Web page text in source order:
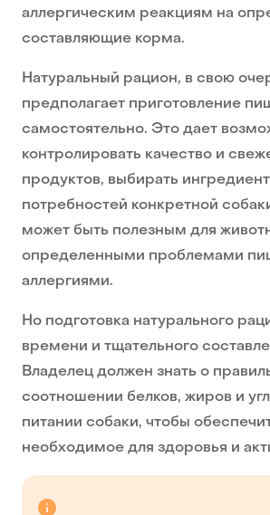
аллергическим реакциям на
составляющие корма.
Натуральный рацион, в свою
предполагает приготовление
самостоятельно. Это дает
контролировать качество и
продуктов, выбирать
потребностей конкретной
может быть полезным для
определенными проблемами
аллергиями.
Но подготовка натурального
времени и тщательного
Владелец должен знать о
соотношении белков, жиров и
питании собаки, чтобы
необходимое для здоровья и